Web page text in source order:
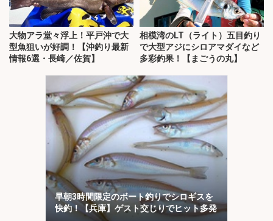
大物アラ堂々浮上！平戸沖で大
型魚狙いが好調！【沖釣り最新
情報6選・長崎／佐賀】
相模湾のLT（ライト）五目釣り
で大型アジにシロアマダイなど
多彩釣果！【まごうの丸】
早朝3時間限定のボート釣りでシロギスを
快釣！【兵庫】ゲスト交じりでヒット多発